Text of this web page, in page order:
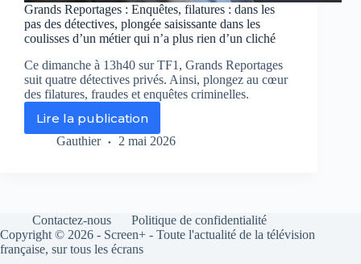
Grands Reportages : Enquêtes, filatures : dans les
pas des détectives, plongée saisissante dans les
coulisses d’un métier qui n’a plus rien d’un cliché
Ce dimanche à 13h40 sur TF1, Grands Reportages
suit quatre détectives privés. Ainsi, plongez au cœur
des filatures, fraudes et enquêtes criminelles.
Lire la publication
Grands
Reportages
dans
les
pas
Gauthier 2 mai 2026
Contactez-nous
Politique de confidentialité
Copyright © 2026 - Screen+ - Toute l'actualité de la télévision
française, sur tous les écrans